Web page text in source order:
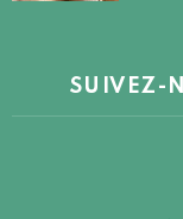
SUIVEZ-